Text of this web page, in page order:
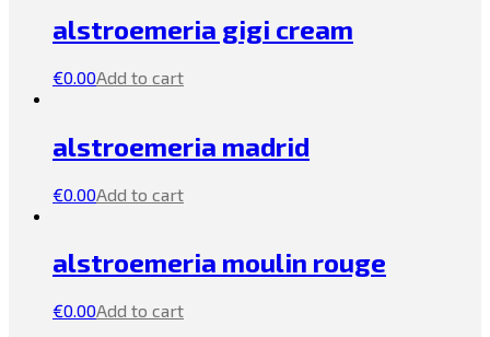
alstroemeria gigi cream
€0.00Add to cart
alstroemeria madrid
€0.00Add to cart
alstroemeria moulin rouge
€0.00Add to cart